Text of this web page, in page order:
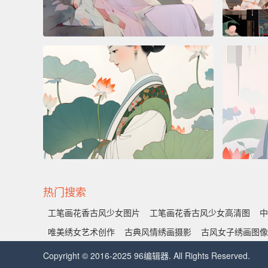
热门搜索
工笔画花香古风少女图片 工笔画花香古风少女高清图
唯美绣女艺术创作
古典风情绣画摄影
古风女子绣画图像
Copyright © 2016-2025 96编辑器. All Rights Reserved.